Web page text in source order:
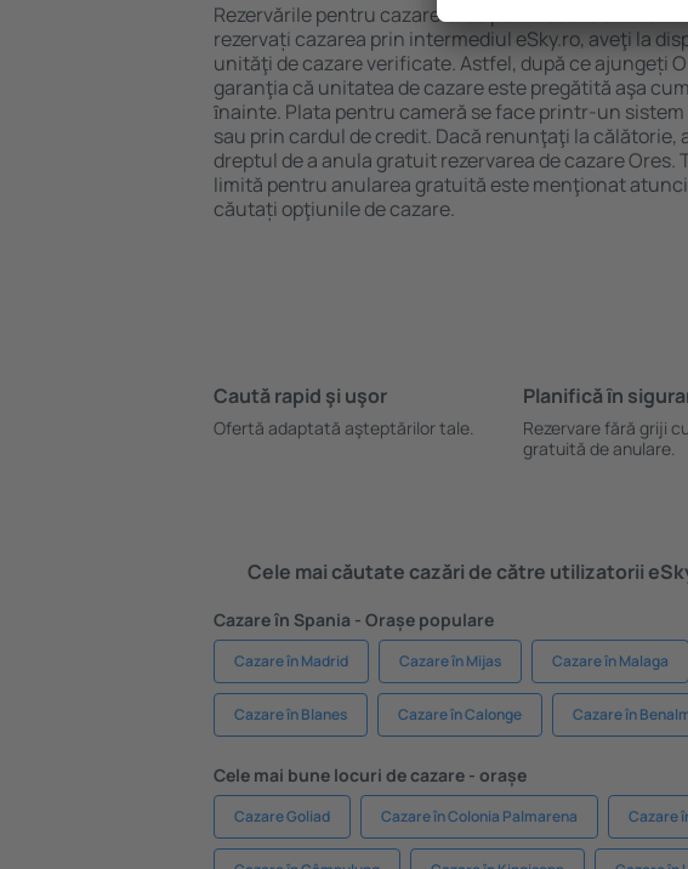
Rezervările pentru cazare Ores pot fi făcute online.
rezervați cazarea prin intermediul eSky.ro, aveţi la
unităţi de cazare verificate. Astfel, după ce ajungeți
garanţia că unitatea de cazare este pregătită aşa
ȋnainte. Plata pentru cameră se face printr-un sistem
sau prin cardul de credit. Dacă renunţaţi la călătorie,
dreptul de a anula gratuit rezervarea de cazare Ores.
limită pentru anularea gratuită este menţionat
căutați opţiunile de cazare.
Caută rapid şi uşor
Ofertă adaptată aşteptărilor tale.
Planifică ȋn
Rezervare fără griji
gratuită de anulare.
Cele mai căutate cazări de către utilizatorii
Cazare în Spania - Orașe populare
Cazare în Madrid Cazare în Mijas Cazare în Malaga
Cazare în Blanes Cazare în Calonge Cazare în
Cele mai bune locuri de cazare - orașe
Cazare Goliad Cazare în Colonia Palmarena Cazare